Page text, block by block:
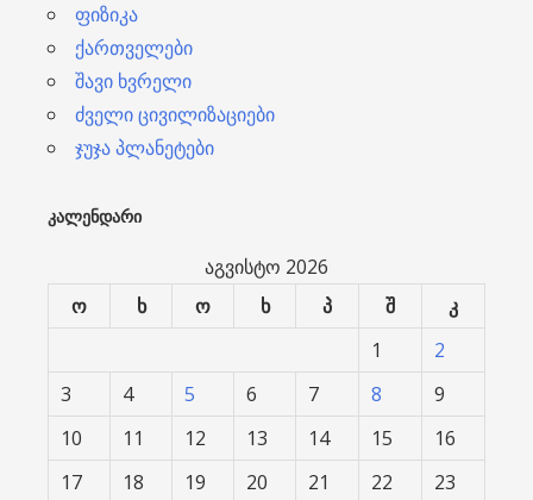
ფიზიკა
ქართველები
შავი ხვრელი
ძველი ცივილიზაციები
ჯუჯა პლანეტები
ᲙᲐᲚᲔᲜᲓᲐᲠᲘ
აგვისტო 2026
ო
ხ ო ხ პ შ
კ
1
2
3
4 5 6 7 8
9
10
11 12 13 14 15
16
17
18 19 20 21 22 23